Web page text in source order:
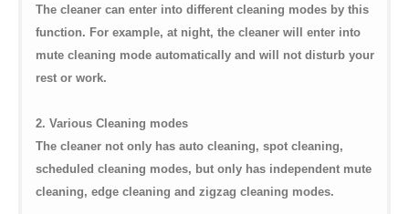
The cleaner can enter into different cleaning modes by this
function. For example, at night, the cleaner will enter into
mute cleaning mode automatically and will not disturb your
rest or work.
2. Various Cleaning modes
The cleaner not only has auto cleaning, spot cleaning,
scheduled cleaning modes, but only has independent mute
cleaning, edge cleaning and zigzag cleaning modes.